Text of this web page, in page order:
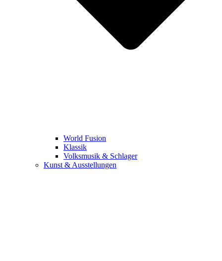
World Fusion
Klassik
Volksmusik & Schlager
Kunst & Ausstellungen